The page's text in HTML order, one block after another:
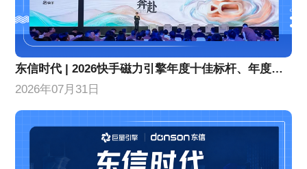
东信时代 | 2026快手磁力引擎年度十佳标杆、年度优秀合作伙伴！
2026年07月31日